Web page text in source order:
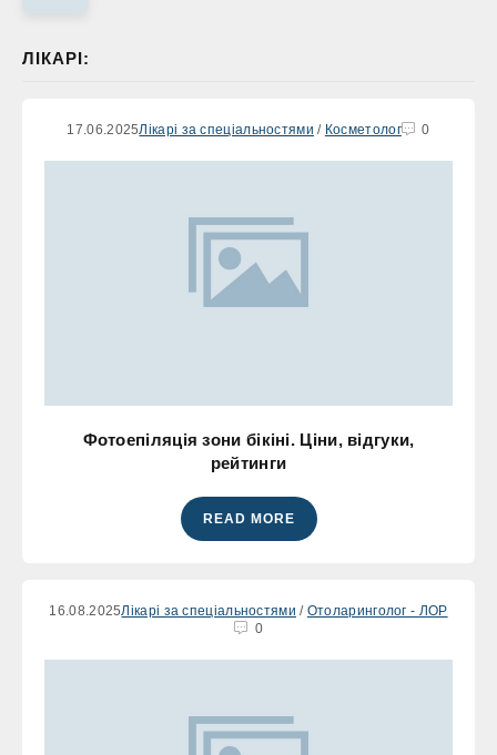
ЛІКАРІ:
17.06.2025Лікарі за спеціальностями / Косметолог 0
Фотоепіляція зони бікіні. Ціни, відгуки,
рейтинги
READ MORE
16.08.2025Лікарі за спеціальностями / Отоларинголог - ЛОР
0